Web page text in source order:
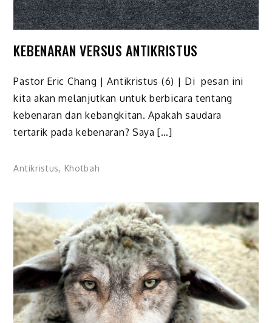
KEBENARAN VERSUS ANTIKRISTUS
Pastor Eric Chang | Antikristus (6) | Di pesan ini
kita akan melanjutkan untuk berbicara tentang
kebenaran dan kebangkitan. Apakah saudara
tertarik pada kebenaran? Saya […]
Antikristus, Khotbah